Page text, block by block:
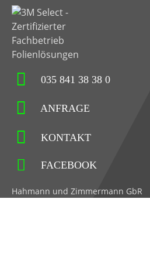
035 841 38 38 0
ANFRAGE
KONTAKT
FACEBOOK
Hahmann und Zimmermann GbR